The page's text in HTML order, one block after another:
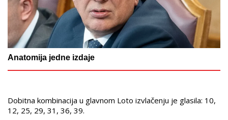
Anatomija jedne izdaje
Dobitna kombinacija u glavnom Loto izvlačenju je glasila: 10,
12, 25, 29, 31, 36, 39.